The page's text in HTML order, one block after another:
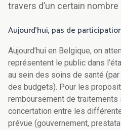
travers d’un certain
Aujourd’hui, pas de
Aujourd’hui en Belgique, on
représentent le public dans
au sein des soins de santé
des budgets). Pour les
remboursement de traitements
concertation entre les
prévue (gouvernement,